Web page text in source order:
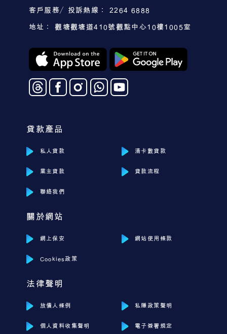
客戶服務／投訴熱線： 2264 6888
地址： 觀塘觀塘道410號觀點中心10樓1005室
貸款產品
私人貸款 清卡數貸款
業主貸款 貸款流程
聯絡我們
關於網站
網上保安 網站使用條款
Cookies政策
法律聲明
放債人條例 私隱政策聲明
個人資料收集聲明 電子簽署規定